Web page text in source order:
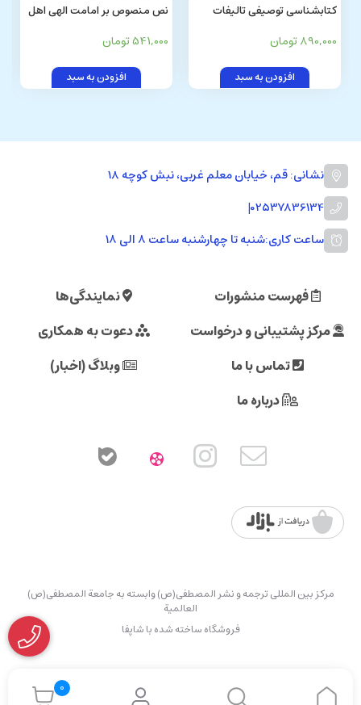
0
کتابشناسی توصیفی تالیفات
و کتابهای اهل سنت (از صفویه تا
عصر حاضر)
890,000 تومان
افزودن به سبد
نص منصوص بر امامت الهی اهل
بیت علیهم السلام (تاجیکی)
541,000 تومان
افزودن به سبد
نشانی: قم، خیابان معلم غربی، نبش کوچه 18
02537836134
|
ساعت کاری:شنبه تا چهارشنبه ساعت ۸ الی ۱۸
فهرست منشورات
نمایندگی‌ها
مرکز پشتیبانی و درخواست
دعوت به همکاری
تماس با ما
وبلاگ (اخبار)
درباره ما
مرکز بین المللی ترجمه و نشر المصطفی(ص) وابسته به جامعة المصطفی(ص)
العالمیة
فروشگاه ساخته شده با شاپفا